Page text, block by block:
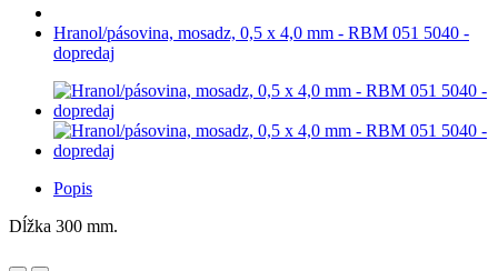
Hranol/pásovina, mosadz, 0,5 x 4,0 mm - RBM 051 5040 -
dopredaj
Popis
Dĺžka 300 mm.